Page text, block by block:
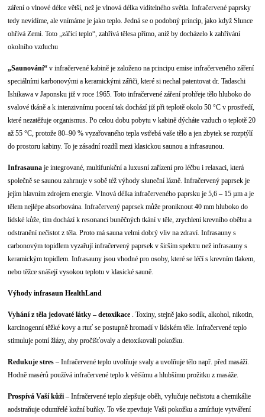
záření o vlnové délce větší, než je vlnová délka viditelného světla. Infračervené paprsky
tedy nevidíme, ale vnímáme je jako teplo. Jedná se o podobný princip, jako když Slunce
ohřívá Zemi. Toto „zářící teplo“, zahřívá tělesa přímo, aniž by docházelo k zahřívání
okolního vzduchu
„Saunování“v infračervené kabině je založeno na principu emise infračerveného záření
speciálními karbonovými a keramickými zářiči, které si nechal patentovat dr. Tadaschi
Ishikawa v Japonsku již v roce 1965. Toto infračervené záření prohřeje tělo hluboko do
svalové tkáně a k intenzivnímu pocení tak dochází již při teplotě okolo 50 °C v prostředí,
které nezatěžuje organismus. Po celou dobu pobytu v kabině dýcháte vzduch o teplotě 20
až 55 °C, protože 80–90 % vyzařovaného tepla vstřebá vaše tělo a jen zbytek se rozptýlí
do prostoru kabiny. To je zásadní rozdíl mezi klasickou saunou a infrasaunou.
Infrasauna je integrované, multifunkční a luxusní zařízení pro léčbu i relaxaci, která
společně se saunou zahrnuje v sobě též výhody sluneční lázně. Infračervený paprsek je
jejím hlavním zdrojem energie. Vlnová délka infračerveného paprsku je 5,6 – 15 µm a je
tělem nejlépe absorbována. Infračervený paprsek může proniknout 40 mm hluboko do
lidské kůže, tím dochází k resonanci buněčných tkání v těle, zrychlení krevního oběhu a
odstranění nečistot z těla. Proto má sauna velmi dobrý vliv na zdraví. Infrasauny s
carbonovým topidlem vyzařují infračervený paprsek v širším spektru než infrasauny s
keramickým topidlem. Infrasauny jsou vhodné pro osoby, které se léčí s krevním tlakem,
nebo těžce snášejí vysokou teplotu v klasické sauně.
Výhody infrasaun HealthLand
Vyhání z těla jedovaté látky – detoxikace . Toxiny, stejně jako sodík, alkohol, nikotin,
karcinogenní těžké kovy a rtuť se postupně hromadí v lidském těle. Infračervené teplo
stimuluje potní žlázy, aby pročišťovaly a detoxikovali pokožku.
Redukuje stres – Infračervené teplo uvolňuje svaly a uvolňuje tělo např. před masáží.
Hodně masérů používá infračervené teplo k většímu a hlubšímu prožitku z masáže.
Prospívá Vaší kůži – Infračervené teplo zlepšuje oběh, vylučuje nečistotu a chemikálie
aodstraňuje odumřelé kožní buňky. To vše zpevňuje Vaši pokožku a zmírňuje vytváření